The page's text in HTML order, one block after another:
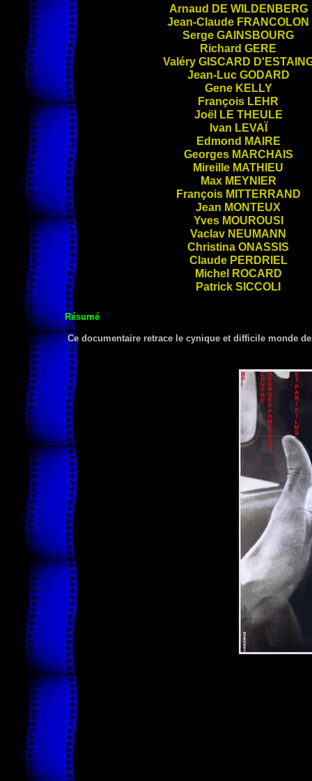
Arnaud DE WILDENBERG
Jean-Claude FRANCOLON
Serge GAINSBOURG
Richard GERE
Valéry GISCARD
Jean-Luc GODARD
Gene KELLY
François LEHR
Joël LE THEULE
Ivan LEVAÏ
Edmond MAIRE
Georges MARCHAIS
Mireille MATHIEU
Max MEYNIER
François MITTERRAND
Jean MONTEUX
Yves MOUROUSI
Vaclav NEUMANN
Christina ONASSIS
Claude PERDRIEL
Michel ROCARD
Patrick SICCOLI
Résumé
Ce documentaire retrace le cynique et difficile monde